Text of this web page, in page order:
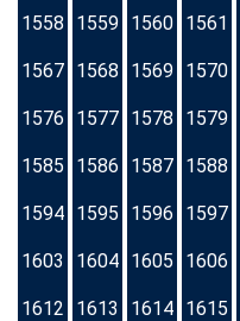
1558 1559 1560 1561
1567 1568 1569 1570
1576 1577 1578 1579
1585 1586 1587 1588
1594 1595 1596 1597
1603 1604 1605 1606
1612 1613 1614 1615